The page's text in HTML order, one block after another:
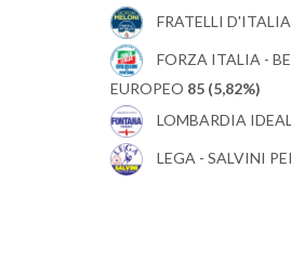
FRATELLI
FORZA ITALIA -
EUROPEO 85 (5,82%)
LOMBARDIA
LEGA - SALVINI